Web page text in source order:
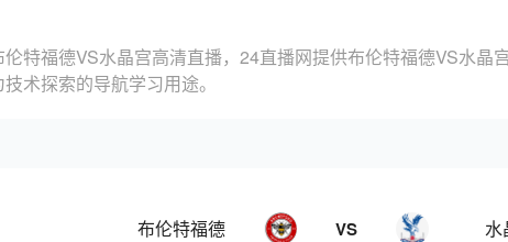
特福德VS水晶宫高清直播，24直播网提供布伦特福德VS水晶
术探索的导航学习用途。
布伦特福德 VS 水